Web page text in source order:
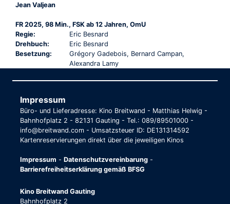
Jean Valjean
FR 2025, 98 Min., FSK ab 12 Jahren, OmU
Regie:
Eric Besnard
Drehbuch:
Eric Besnard
Besetzung:
Grégory Gadebois, Bernard Campan,
Alexandra Lamy
Impressum
Büro- und Lieferadresse: Kino Breitwand - Matthias Helwig -
Bahnhofplatz 2 - 82131 Gauting - Tel.: 089/89501000 -
info@breitwand.com - Umsatzsteuer ID: DE131314592
Kartenreservierungen direkt über die jeweiligen Kinos
Impressum - Datenschutzvereinbarung -
Barrierefreiheitserklärung gemäß BFSG
Kino Breitwand Gauting
Bahnhofplatz 2